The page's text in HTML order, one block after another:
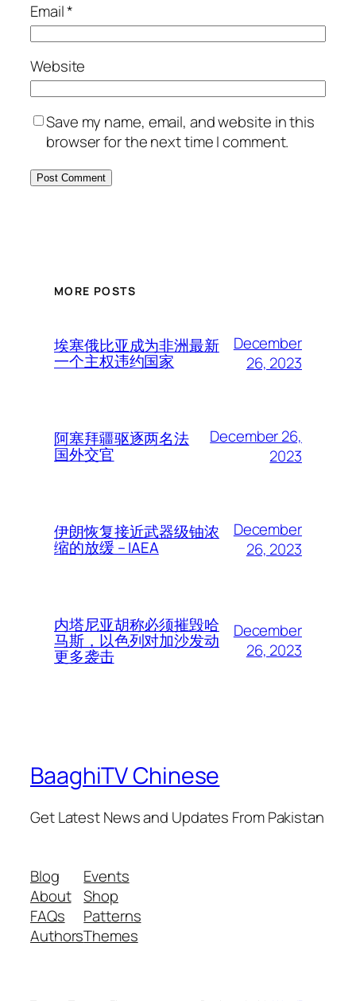
Email*
Website
Save my name, email, and website in this
browser for the next time I comment.
MORE POSTS
埃塞俄比亚成为非洲最新
一个主权违约国家
December
26, 2023
阿塞拜疆驱逐两名法
国外交官
December 26,
2023
伊朗恢复接近武器级铀浓
缩的放缓 – IAEA
December
26, 2023
内塔尼亚胡称必须摧毁哈
马斯，以色列对加沙发动
更多袭击
December
26, 2023
BaaghiTV Chinese
Get Latest News and Updates From Pakistan
Blog
About
FAQs
Authors
Events
Shop
Patterns
Themes